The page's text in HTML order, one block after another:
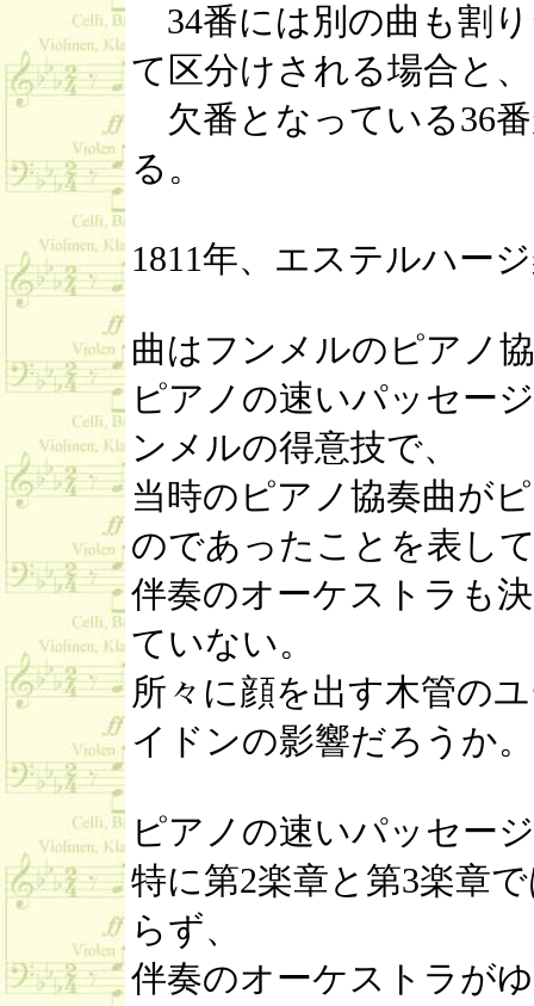
34番には別の曲も割
て区分けされる場合と、
欠番となっている36
る。
1811年、エステルハー
曲はフンメルのピアノ
ピアノの速いパッセー
ンメルの得意技で、
当時のピアノ協奏曲が
のであったことを表し
伴奏のオーケストラも
ていない。
所々に顔を出す木管の
イドンの影響だろうか。
ピアノの速いパッセー
特に第2楽章と第3楽章
らず、
伴奏のオーケストラが